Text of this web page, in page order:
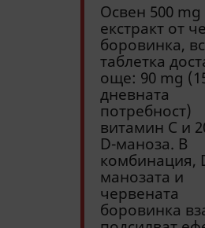
Освен 500 mg
екстракт от
боровинка,
таблетка
още: 90 mg
дневната
потребност)
витамин С и
D-маноза. В
комбинация,
манозата и
червената
боровинка